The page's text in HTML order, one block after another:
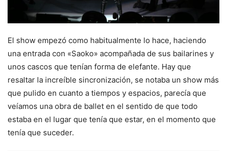
El show empezó como habitualmente lo hace, haciendo
una entrada con «Saoko» acompañada de sus bailarines y
unos cascos que tenían forma de elefante. Hay que
resaltar la increíble sincronización, se notaba un show más
que pulido en cuanto a tiempos y espacios, parecía que
veíamos una obra de ballet en el sentido de que todo
estaba en el lugar que tenía que estar, en el momento que
tenía que suceder.